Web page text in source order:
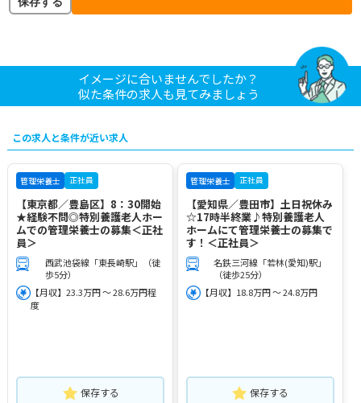
イメージに合いませんでしたか？
似た条件の求人も見てみましょう
この求人と条件が近い求人
管理栄養士 正社員
【東京都／豊島区】8：30開始
★経験不問◎特別養護老人ホー
ムでの管理栄養士の募集＜正社
員＞
西武池袋線「東長崎駅」（徒
歩5分）
【月収】23.3万円 ～ 28.6万円程
度
保存する
管理栄養士 正社員
【愛知県／豊田市】土日祝休み
☆17時半終業♪特別養護老人
ホームにて管理栄養士の募集で
す！＜正社員＞
名鉄三河線「若林(愛知)駅」
（徒歩25分）
【月収】18.8万円 ～ 24.8万円
保存する